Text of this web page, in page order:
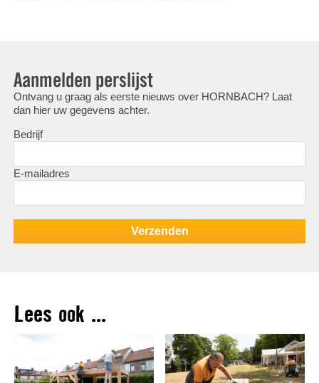
Aanmelden perslijst
Ontvang u graag als eerste nieuws over HORNBACH? Laat
dan hier uw gegevens achter.
Bedrijf
E-mailadres
Lees ook ...